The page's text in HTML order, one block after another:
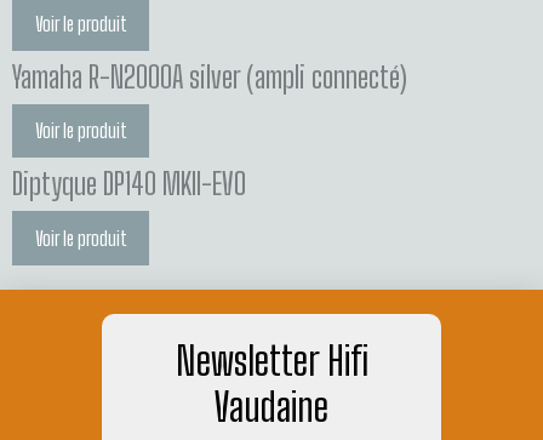
Voir le produit
Yamaha R-N2000A silver (ampli connecté)
Voir le produit
Diptyque DP140 MKII-EVO
Voir le produit
Newsletter Hifi
Vaudaine